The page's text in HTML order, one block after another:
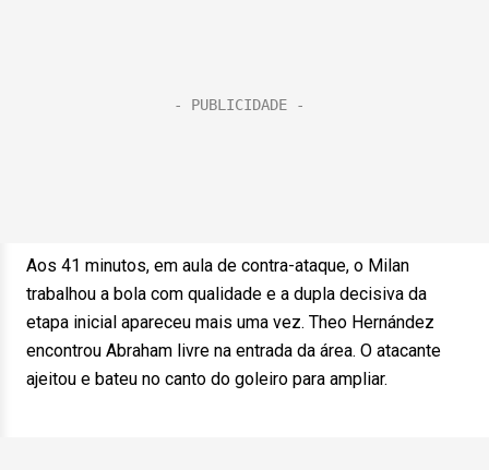
Aos 41 minutos, em aula de contra-ataque, o Milan
trabalhou a bola com qualidade e a dupla decisiva da
etapa inicial apareceu mais uma vez. Theo Hernández
encontrou Abraham livre na entrada da área. O atacante
ajeitou e bateu no canto do goleiro para ampliar.